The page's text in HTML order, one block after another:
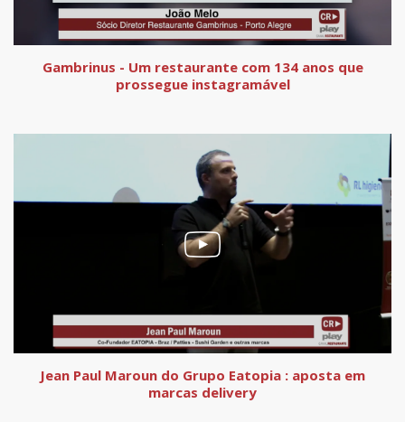
Gambrinus - Um restaurante com 134 anos que
prossegue instagramável
Jean Paul Maroun do Grupo Eatopia : aposta em
marcas delivery